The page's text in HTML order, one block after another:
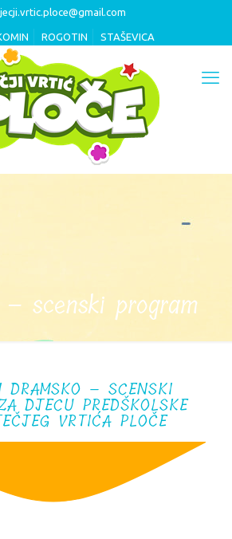
ROGOTIN STAŠEVICA
– scenski program
DRAMSKO – SCENSKI
DJECU PREDŠKOLSKE
VRTIĆA PLOČE